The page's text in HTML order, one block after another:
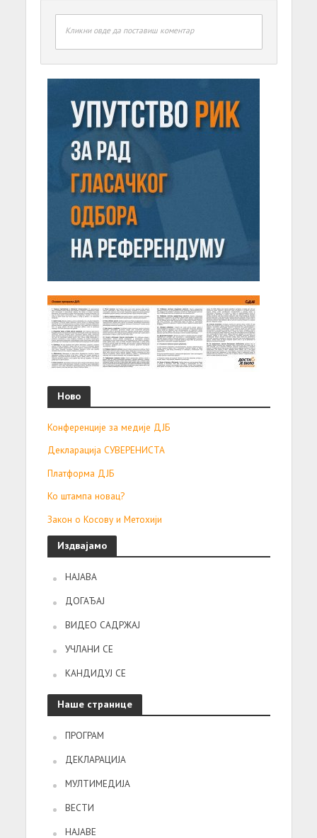
Кликни овде да поставиш коментар
Ново
Конференције за медије ДЈБ
Декларација СУВЕРЕНИСТА
Платформа ДЈБ
Ко штампа новац?
Закон о Косову и Метохији
Издвајамо
НАЈАВА
ДОГАЂАЈ
ВИДЕО САДРЖАЈ
УЧЛАНИ СЕ
КАНДИДУЈ СЕ
Наше странице
ПРОГРАМ
ДЕКЛАРАЦИЈА
МУЛТИМЕДИЈА
ВЕСТИ
НАЈАВЕ